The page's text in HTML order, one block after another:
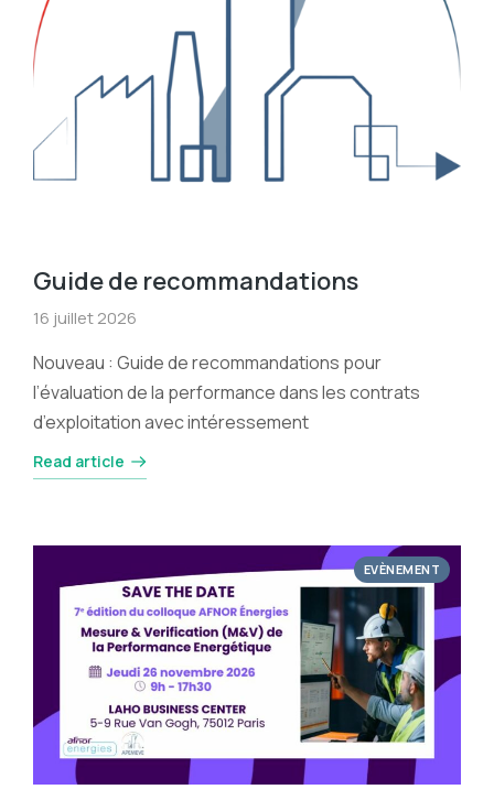
Guide de recommandations
16 juillet 2026
Nouveau : Guide de recommandations pour
l’évaluation de la performance dans les contrats
d’exploitation avec intéressement
Read article
EVÈNEMENT